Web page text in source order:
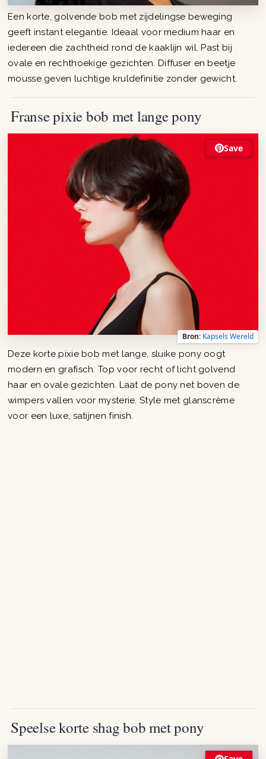
Een korte, golvende bob met zijdelingse beweging
geeft instant elegantie. Ideaal voor medium haar en
iedereen die zachtheid rond de kaaklijn wil. Past bij
ovale en rechthoekige gezichten. Diffuser en beetje
mousse geven luchtige kruldefinitie zonder gewicht.
Franse pixie bob met lange pony
Save
Bron: Kapsels Wereld
Deze korte pixie bob met lange, sluike pony oogt
modern en grafisch. Top voor recht of licht golvend
haar en ovale gezichten. Laat de pony net boven de
wimpers vallen voor mysterie. Style met glanscrème
voor een luxe, satijnen finish.
Speelse korte shag bob met pony